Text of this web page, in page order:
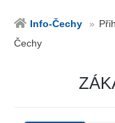
Info-Čechy
Čechy